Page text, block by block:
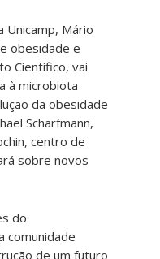
Unicamp, Mário
obesidade e
Científico, vai
à microbiota
da obesidade
Scharfmann,
centro de
sobre novos
do
comunidade
de um futuro